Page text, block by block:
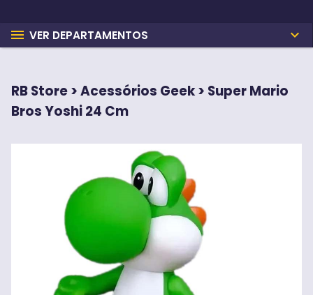
menu VER DEPARTAMENTOS expand_more
RB Store > Acessórios Geek > Super Mario
Bros Yoshi 24 Cm